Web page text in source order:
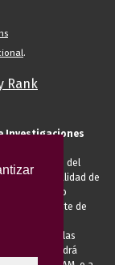
.
Investigaciones
responsable del
usted en calidad de
o
o cliente de
o por las
Podrá